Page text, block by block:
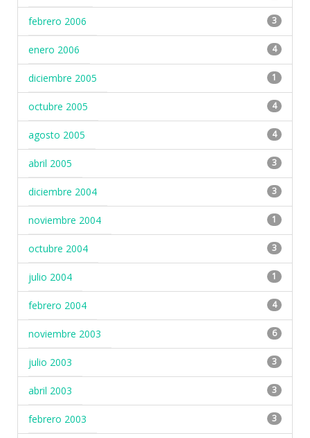
febrero 2006 3
enero 2006 4
diciembre 2005 1
octubre 2005 4
agosto 2005 4
abril 2005 3
diciembre 2004 3
noviembre 2004 1
octubre 2004 3
julio 2004 1
febrero 2004 4
noviembre 2003 6
julio 2003 3
abril 2003 3
febrero 2003 3